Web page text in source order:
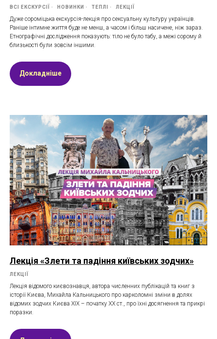
ВСІ ЕКСКУРСІЇ НОВИНКИ ТЕПЛІ ЛЕКЦІЇ
Дуже сороміцька екскурсія-лекція про сексуальну культуру українців.
Раніше інтимне життя буде не менш, а часом і більш насичене, ніж зараз.
Етнографічні дослідження показують: тіло не було табу, а межі сорому й
близькості були зовсім іншими.
Докладніше
Лекція «Злети та падіння київських зодчих»
ЛЕКЦІЇ
Лекція відомого києвознавця, автора численних публікацій та книг з
історії Києва, Михайла Кальницького про карколомні зміни в долях
відомих зодчих Києва ХІХ – початку ХХ ст., про їхні досягнення та прикрі
поразки.